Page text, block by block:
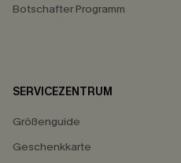
Botschafter Programm
SERVICEZENTRUM
Größenguide
Geschenkkarte